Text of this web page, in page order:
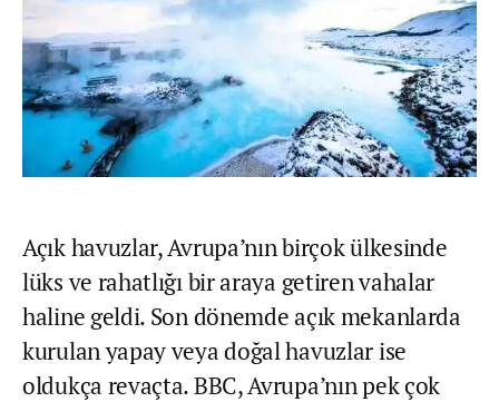
Açık havuzlar, Avrupa’nın birçok ülkesinde
lüks ve rahatlığı bir araya getiren vahalar
haline geldi. Son dönemde açık mekanlarda
kurulan yapay veya doğal havuzlar ise
oldukça revaçta. BBC, Avrupa’nın pek çok